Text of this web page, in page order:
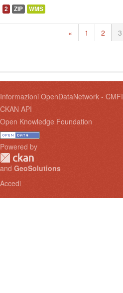
2 ZIP WMS
« 1 2 3
Informazioni OpenDataNetwork - CMFI
CKAN API
Open Knowledge Foundation
Powered by
and GeoSolutions
Accedi